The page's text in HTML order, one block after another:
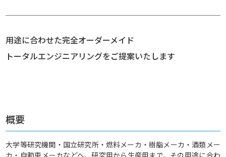
用途に合わせた完全オーダーメイド
トータルエンジニアリングをご提案いたします
概要
大学等研究機関・国立研究所・燃料メーカ・樹脂メーカ・酒類メー